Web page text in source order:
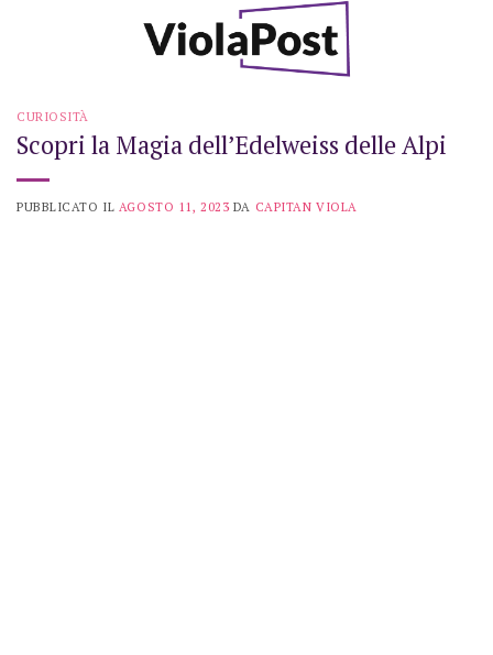
CURIOSITÀ
Scopri la Magia dell’Edelweiss delle Alpi
PUBBLICATO IL AGOSTO 11, 2023 DA CAPITAN VIOLA